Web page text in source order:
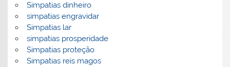
Simpatias dinheiro
simpatias engravidar
Simpatias lar
simpatias prosperidade
Simpatias proteção
Simpatias reis magos